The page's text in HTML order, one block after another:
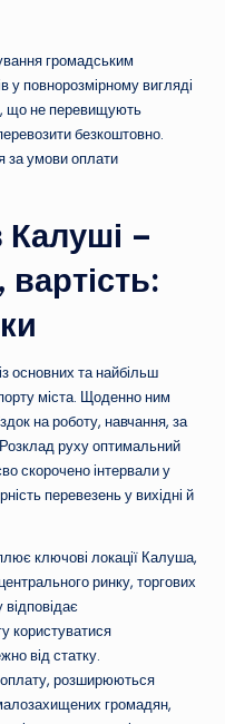
громадським
у повнорозмірному вигляді
що не перевищують
безкоштовно.
за умови оплати
–
основних та найбільш
міста. Щоденно ним
на роботу, навчання, за
руху оптимальний
скорочено інтервали у
перевезень у вихідні й
ключові локації Калуша,
ринку, торгових
відповідає
користуватися
від статку.
розширюються
громадян,